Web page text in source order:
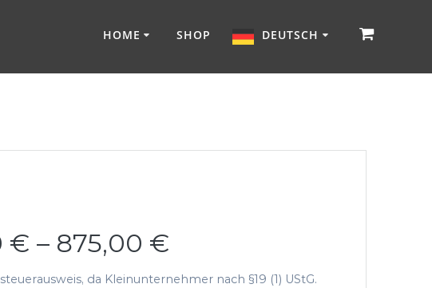
HOME SHOP DEUTSCH
€ – 875,00 €
da Kleinunternehmer nach §19 (1) UStG.